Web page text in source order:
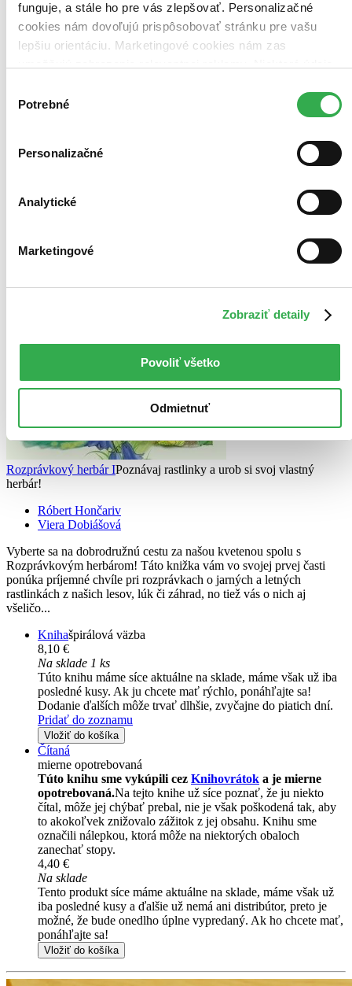
funguje, a stále ho pre vás zlepšovať. Personalizačné
cookies nám dovoľujú prispôsobovať stránku pre vašu
lepšiu orientáciu. Marketingové cookies nám zas
keby sme mohli používať všetky tieto cookies. Ďakujeme!
súhlasu
Potrebné
Personalizačné
Analytické
Marketingové
Zobraziť detaily
Povoliť všetko
Odmietnuť
Bestsellery
Novinky
Najdrahšie
95 produktov
Zrušiť filtre
So špirálovou väzbou
Rozprávkový herbár IPoznávaj rastlinky a urob si svoj vlastný
herbár!
Róbert Hončariv
Viera Dobiášová
Vyberte sa na dobrodružnú cestu za našou kvetenou spolu s
Rozprávkovým herbárom! Táto knižka vám vo svojej prvej časti
ponúka príjemné chvíle pri rozprávkach o jarných a letných
rastlinkách z našich lesov, lúk či záhrad, no tiež vás o nich aj
všeličo...
Knihašpirálová väzba
8,10 €
Na sklade 1 ks
Túto knihu máme síce aktuálne na sklade, máme však už iba
posledné kusy. Ak ju chcete mať rýchlo, ponáhľajte sa!
Dodanie ďalších môže trvať dlhšie, zvyčajne do piatich dní.
Pridať do zoznamu
Vložiť do košíka
Čítaná
mierne opotrebovaná
Túto knihu sme vykúpili cez Knihovrátok a je mierne
opotrebovaná.Na tejto knihe už síce poznať, že ju niekto
čítal, môže jej chýbať prebal, nie je však poškodená tak, aby
to akokoľvek znižovalo zážitok z jej obsahu. Knihu sme
označili nálepkou, ktorá môže na niektorých obaloch
zanechať stopy.
4,40 €
Na sklade
Tento produkt síce máme aktuálne na sklade, máme však už
iba posledné kusy a ďalšie už nemá ani distribútor, preto je
možné, že bude onedlho úplne vypredaný. Ak ho chcete mať,
ponáhľajte sa!
Vložiť do košíka